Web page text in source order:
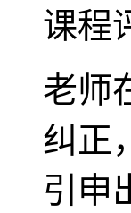
课程
老师
纠正
引申